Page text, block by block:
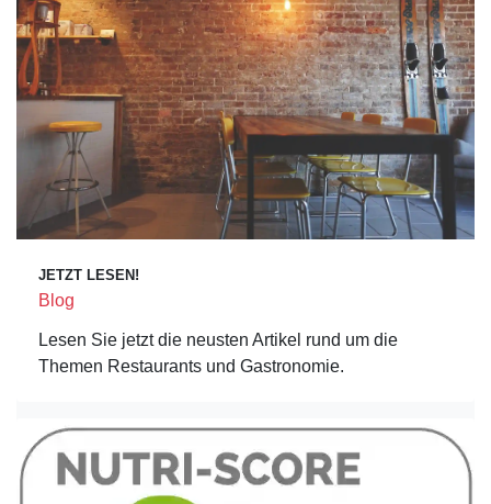
JETZT LESEN!
Blog
Lesen Sie jetzt die neusten Artikel rund um die
Themen Restaurants und Gastronomie.